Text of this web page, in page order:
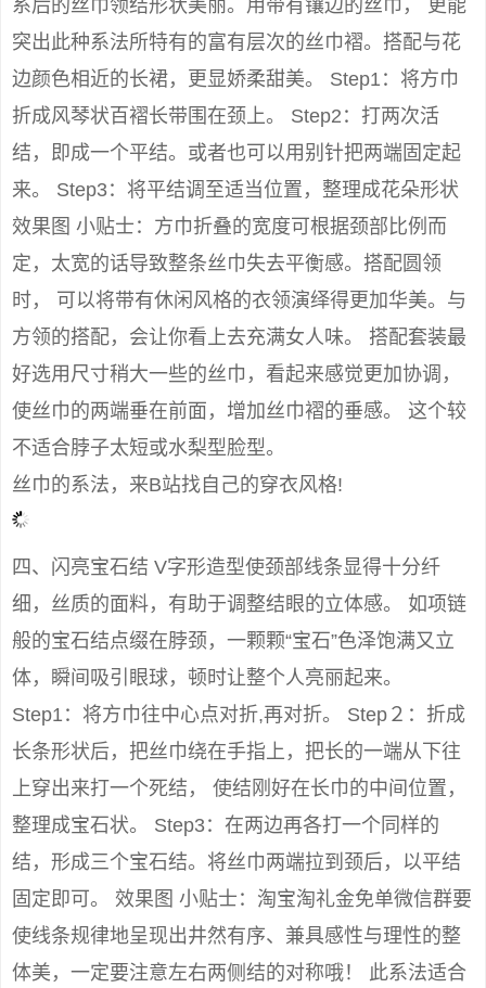
系后的丝巾领结形状美丽。用带有镶边的丝巾， 更能
突出此种系法所特有的富有层次的丝巾褶。搭配与花
边颜色相近的长裙，更显娇柔甜美。 Step1：将方巾
折成风琴状百褶长带围在颈上。 Step2：打两次活
结，即成一个平结。或者也可以用别针把两端固定起
来。 Step3：将平结调至适当位置，整理成花朵形状
效果图 小贴士：方巾折叠的宽度可根据颈部比例而
定，太宽的话导致整条丝巾失去平衡感。搭配圆领
时， 可以将带有休闲风格的衣领演绎得更加华美。与
方领的搭配，会让你看上去充满女人味。 搭配套装最
好选用尺寸稍大一些的丝巾，看起来感觉更加协调，
使丝巾的两端垂在前面，增加丝巾褶的垂感。 这个较
不适合脖子太短或水梨型脸型。
丝巾的系法，来B站找自己的穿衣风格!
四、闪亮宝石结 V字形造型使颈部线条显得十分纤
细，丝质的面料，有助于调整结眼的立体感。 如项链
般的宝石结点缀在脖颈，一颗颗“宝石”色泽饱满又立
体，瞬间吸引眼球，顿时让整个人亮丽起来。
Step1：将方巾往中心点对折,再对折。 Step２：折成
长条形状后，把丝巾绕在手指上，把长的一端从下往
上穿出来打一个死结， 使结刚好在长巾的中间位置，
整理成宝石状。 Step3：在两边再各打一个同样的
结，形成三个宝石结。将丝巾两端拉到颈后，以平结
固定即可。 效果图 小贴士：淘宝淘礼金免单微信群要
使线条规律地呈现出井然有序、兼具感性与理性的整
体美，一定要注意左右两侧结的对称哦！ 此系法适合